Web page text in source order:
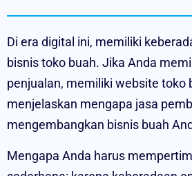
Di era digital ini, memiliki
bisnis toko buah. Jika Anda
penjualan, memiliki website toko
menjelaskan mengapa jasa
mengembangkan bisnis buah
Mengapa Anda harus